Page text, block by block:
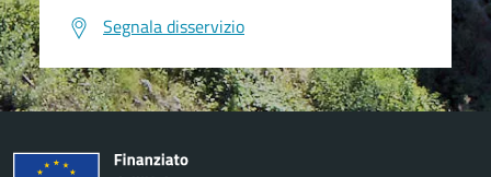
Segnala disservizio